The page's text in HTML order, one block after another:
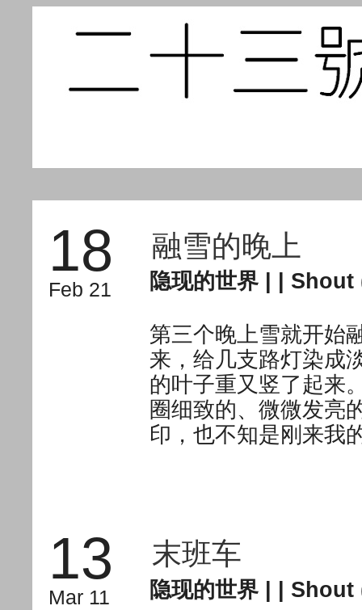
18
Feb 21
融雪的晚上
隐现的世界 Shout
第三个晚上雪就开始
来，给几支路灯染成
的叶子重又竖了起来
圈细致的、微微发亮
印，也不知是刚来我
13
Mar 11
末班车
隐现的世界 Shout